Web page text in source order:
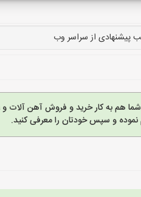
پیشنهادی از سراسر وب
شما هم به کار خرید و فروش آهن آلات
نموده و سپس خودتان را معرفی کنید.